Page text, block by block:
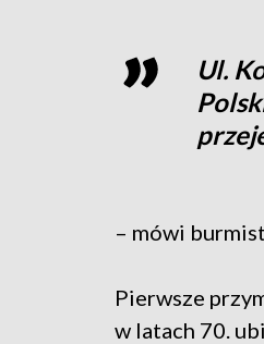
Ul.
– mówi
Pierwsze
w latach 70.